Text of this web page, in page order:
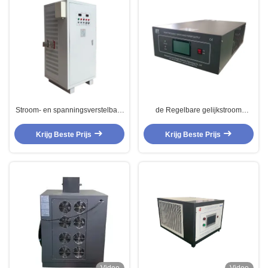
Stroom- en spanningsverstelbare
120KW Power Machine
Krijg Beste Prijs
de Regelbare gelijkstroom
Microcontroller Touch
screeninterface
Krijg Beste Prijs